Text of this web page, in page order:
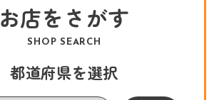
お店をさがす
SHOP SEARCH
都道府県を選択